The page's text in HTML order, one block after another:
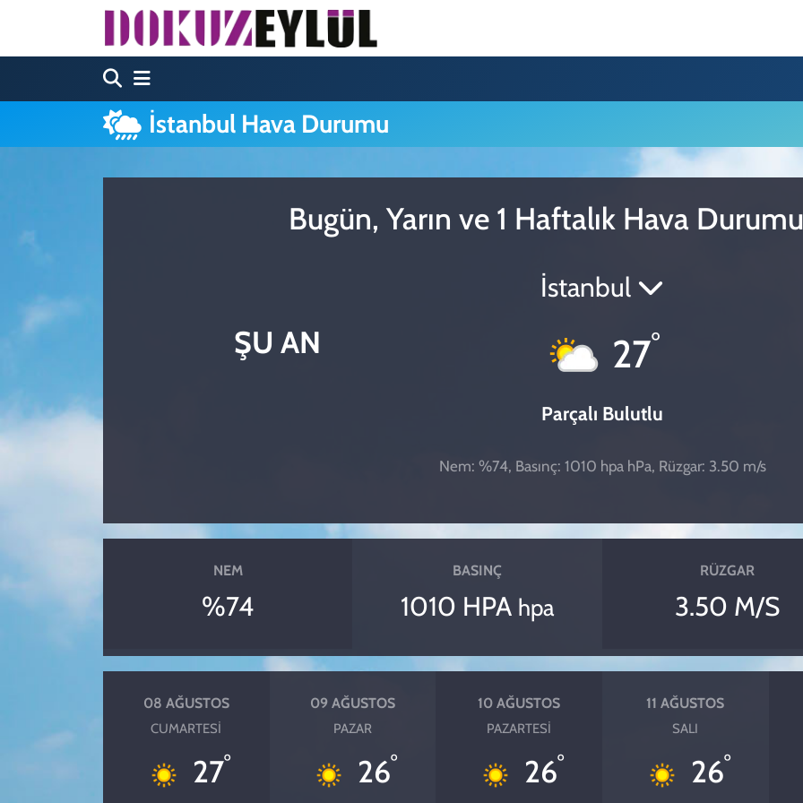
İstanbul Hava Durumu
Bugün, Yarın ve 1 Haftalık Hava
ŞU AN
İstanbul
27°
Parçalı Bulutlu
Nem: %74, Basınç: 1010 hpa hPa, Rüzgar: 3.50 m/s
NEM
%74
BASINÇ
1010 HPA hpa
RÜZGAR
3.50 M/S
08 AĞUSTOS
CUMARTESI
27°
09 AĞUSTOS
PAZAR
26°
10 AĞUSTOS
PAZARTESI
26°
11 AĞUSTOS
SALI
26°
Hava Durumu
Trafik Durumu
Haber Arşivi